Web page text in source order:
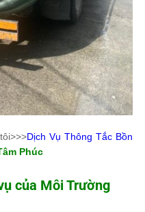
Dịch Vụ Thông Tắc Bồn
Phúc
của Môi Trường